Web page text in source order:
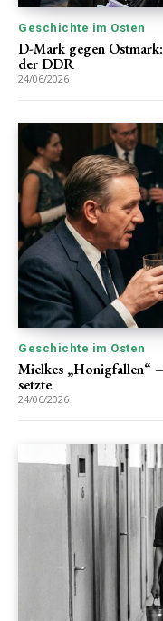
Geschichte im Osten
D-Mark gegen
der DDR
24/06/2026
Geschichte im Osten
Mielkes „Honigfallen“
setzte
24/06/2026